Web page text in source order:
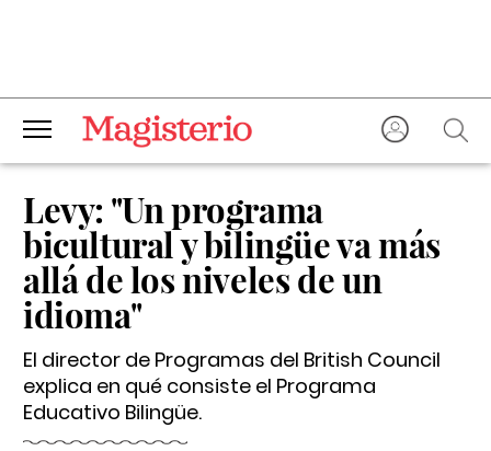
Levy: "Un programa
bicultural y bilingüe va más
allá de los niveles de un
idioma"
El director de Programas del British Council
explica en qué consiste el Programa
Educativo Bilingüe.